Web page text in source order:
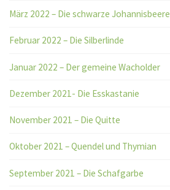
März 2022 – Die schwarze Johannisbeere
Februar 2022 – Die Silberlinde
Januar 2022 – Der gemeine Wacholder
Dezember 2021- Die Esskastanie
November 2021 – Die Quitte
Oktober 2021 – Quendel und Thymian
September 2021 – Die Schafgarbe